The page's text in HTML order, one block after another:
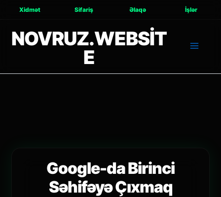
Xidmət Sifariş Əlaqə İşlər
NOVRUZ.WEBSIT
E
Google-da Birinci
Səhifəyə Çıxmaq